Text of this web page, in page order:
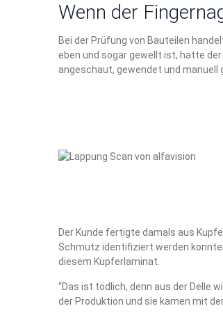
Wenn der
Bei der Prüfung von Bauteilen
eben und sogar gewellt ist, hatte
angeschaut, gewendet und manuell
Der Kunde fertigte damals aus
Schmutz identifiziert werden
diesem Kupferlaminat.
“Das ist tödlich, denn aus der Delle
der Produktion und sie kamen mit